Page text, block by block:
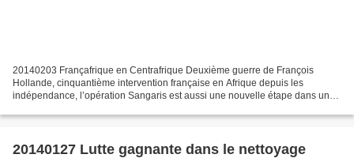
20140203 Françafrique en Centrafrique Deuxième guerre de François
Hollande, cinquantième intervention française en Afrique depuis les
indépendance, l’opération Sangaris est aussi une nouvelle étape dans une
20140127 Lutte gagnante dans le nettoyage